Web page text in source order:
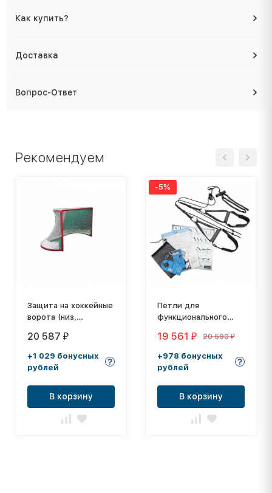
Как купить?
Доставка
Вопрос-Ответ
Рекомендуем
Защита на хоккейные
ворота (низ,
20 587 ₽
+1 029 бонусных
рублей
В корзину
-5%
Петли для
функционального
aeroSling ELITE Plus
19 561 ₽ 20 590₽
+978 бонусных
рублей
В корзину